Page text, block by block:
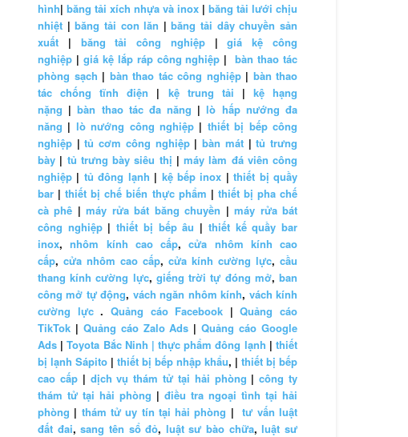
hình| băng tải xích nhựa và inox | băng tải lưới chịu
nhiệt |băng tải con lăn |băng tải dây chuyền sản
xuất | băng tải công nghiệp|giá kệ công
nghiệp | giá kệ lắp ráp công nghiệp |bàn thao tác
phòng sạch | bàn thao tác công nghiệp| bàn thao
tác chống tĩnh điện | kệ trung tải | kệ hạng
nặng |bàn thao tác đa năng |lò hấp nướng đa
năng | lò nướng công nghiệp | thiết bị bếp công
nghiệp |tủ cơm công nghiệp|bàn mát|tủ trưng
bày | tủ trưng bày siêu thị | máy làm đá viên công
nghiệp | tủ đông lạnh | kệ bếp inox |thiết bị quầy
bar |thiết bị chế biến thực phẩm | thiết bị pha chế
cà phê |máy rửa bát băng chuyền |máy rửa bát
công nghiệp|thiết bị bếp âu | thiết kế quầy bar
inox,nhôm kính cao cấp,cửa nhôm kính cao
cấp, cửa nhôm cao cấp, cửa kính cường lực, cầu
thang kính cường lực, giếng trời tự đóng mở,ban
công mở tự động, vách ngăn nhôm kính, vách kính
cường lực. Quảng cáo Facebook |Quảng cáo
TikTok | Quảng cáo Zalo Ads |Quảng cáo Google
Ads |Toyota Bắc Ninh | thực phẩm đông lạnh |thiết
bị lạnh Sápito | thiết bị bếp nhập khẩu, | thiết bị bếp
cao cấp| dịch vụ thám tử tại hải phòng |công ty
thám tử tại hải phòng | điều tra ngoại tình tại hải
phòng | thám tử uy tín tại hải phòng |tư vấn luật
đất đai,sang tên sổ đỏ, luật sư bào chữa,luật sư